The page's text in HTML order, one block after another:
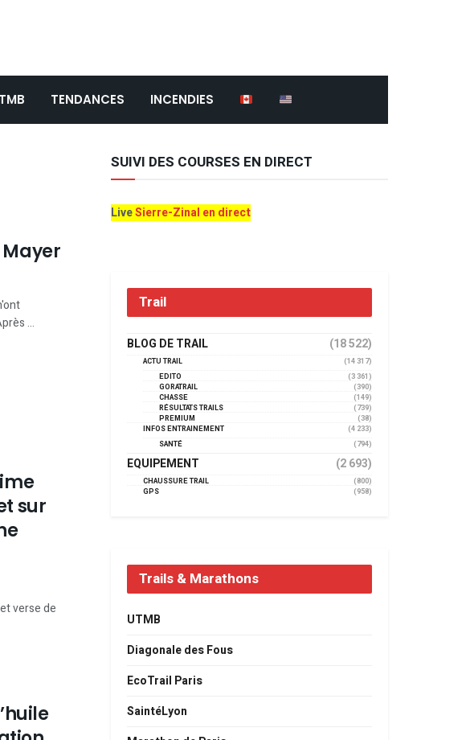
TENDANCES INCENDIES
Mayer
...
sur
verse de
SUIVI DES COURSES EN DIRECT
LiveSierre-Zinal en direct
Trail
BLOG DE TRAIL (18 522)
ACTU TRAIL
(14 317)
EDITO
(3 361)
GORATRAIL
(390)
CHASSE
(149)
RÉSULTATS TRAILS
(739)
PREMIUM
(38)
INFOS ENTRAINEMENT
(4 233)
SANTÉ
(794)
EQUIPEMENT (2 693)
CHAUSSURE TRAIL
(800)
GPS
(958)
Trails & Marathons
UTMB
Diagonale des Fous
EcoTrail Paris
SaintéLyon